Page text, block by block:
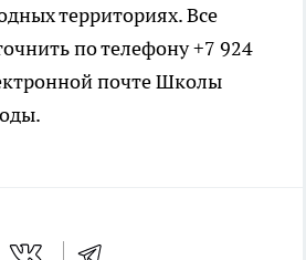
территориях. Все
по телефону +7 924
почте Школы